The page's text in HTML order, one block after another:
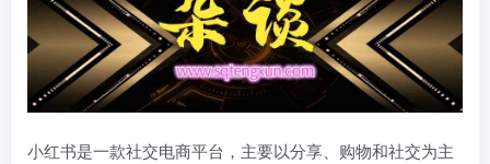
小红书是一款社交电商平台，主要以分享、购物和社交为主